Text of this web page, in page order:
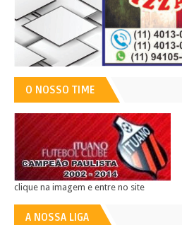
O NOSSO TIME
clique na imagem e entre no site
A NOSSA LIGA